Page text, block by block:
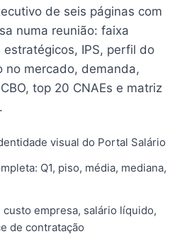
de seis páginas com
numa reunião: faixa
IPS, perfil do
no mercado, demanda,
top 20 CNAEs e matriz
visual do Portal Salário
Q1, piso, média, mediana,
custo empresa, salário líquido,
de contratação